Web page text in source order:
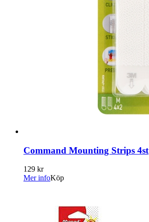
Command Mounting Strips 4st
129 kr
Mer infoKöp